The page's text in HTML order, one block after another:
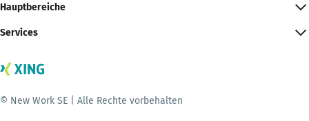
Hauptbereiche
Services
© New Work SE | Alle Rechte vorbehalten